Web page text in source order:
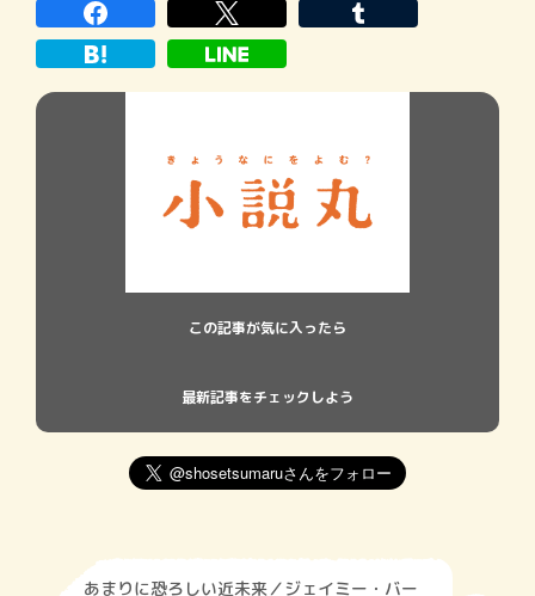
いでやっとたどり着いた鹿児島でこんなご
褒美が待っていた。日々の疲れを忘れ、心
も体もほぐれてきた
この記事が気に入ったら
最新記事をチェックしよう
あまりに恐ろしい近未来／ジェイミー・バー